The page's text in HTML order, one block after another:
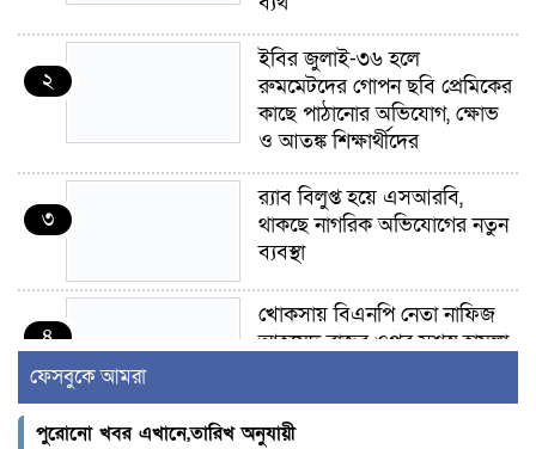
২
ইবির জুলাই-৩৬ হলে
রুমমেটদের গোপন ছবি প্রেমিকের
কাছে পাঠানোর অভিযোগ, ক্ষোভ
ও আতঙ্ক শিক্ষার্থীদের
৩
র‍্যাব বিলুপ্ত হয়ে এসআরবি,
থাকছে নাগরিক অভিযোগের নতুন
ব্যবস্থা
৪
খোকসায় বিএনপি নেতা নাফিজ
আহমেদ রাজুর ওপর সশস্ত্র হামলা,
সাঈদীর ছবিতে জুতা
ফেসবুকে আমরা
পুরোনো খবর এখানে,তারিখ অনুযায়ী